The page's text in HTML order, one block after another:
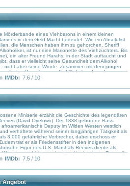
Mörderbande eines Viehbarons in einem kleinen
in dem Geld Macht bedeutet. Wie ein Absolutist
die Menschen haben ihm zu gehorchen. Sheriff
ist nur eine Marionette des Viehzüchters. Bis
ein alter Freund Harahs, in der Stadt auftaucht und
dass er vielleicht seine Gesundheit dem Alkohol
nicht aber seine Würde. Zusammen mit dem jungen
sie den Kampf gegen die Mörderbande auf.
IMDb: 7.6 / 10
Miniserie erzählt die Geschichte des legendären
(David Oyelowo). Der 1838 geborene Bass
Deputy im Wilden Westen westlich
verhaftete während seiner langjährigen Tätigkeit als
3.000 gefährliche Verbrecher, dabei erschoss er
trat er als Friedensstifter in den indigenen
Figur des U.S. Marshals Reeves diente als
Westerngeschichten, wie etwa die des „Lone Ranger“.
IMDb: 7.5 / 10
Angebot